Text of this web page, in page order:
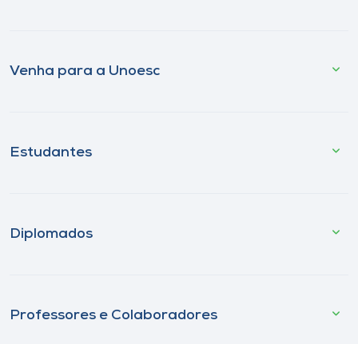
Venha para a Unoesc
Estudantes
Diplomados
Professores e Colaboradores